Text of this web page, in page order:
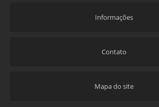
Informações
Contato
Mapa do site